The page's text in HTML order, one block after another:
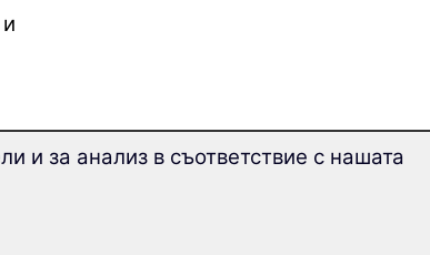
и за анализ в съответствие с нашата